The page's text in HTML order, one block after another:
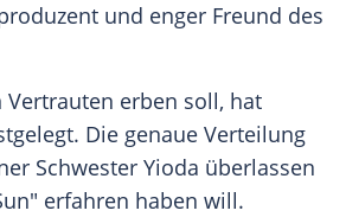
und enger Freund des
Vertrauten erben soll, hat
Die genaue Verteilung
Schwester Yioda überlassen
erfahren haben will.